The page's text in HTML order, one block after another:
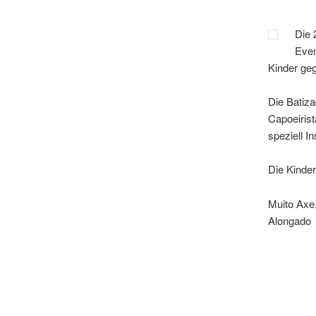
Die
Kinder
Die
speziell
Die
Muito Axe,
Alongado